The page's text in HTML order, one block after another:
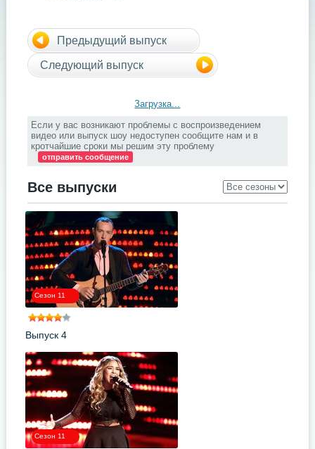
Предыдущий выпуск
Следующий выпуск
Загрузка...
Если у вас возникают проблемы с воспроизведением
видео или выпуск шоу недоступен сообщите нам и в
кротчайшие сроки мы решим эту проблему
отправить сообщение
Все выпуски
Сезон 11
Выпуск 4
Сезон 11